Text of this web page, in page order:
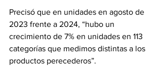
Precisó que en unidades en agosto de
2023 frente a 2024, “hubo un
crecimiento de 7% en unidades en 113
categorías que medimos distintas a los
productos perecederos”.